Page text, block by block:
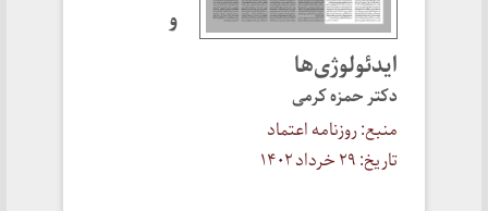
و
ایدئولوژی‌ها
دکتر حمزه کرمی
منبع: روزنامه اعتماد
تاریخ: ۲۹ خرداد ۱۴۰۲